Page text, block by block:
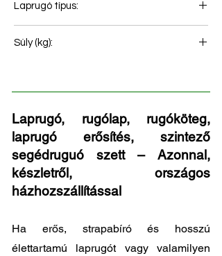
Laprugó típus:
Súly (kg):
Laprugó, rugólap, rugóköteg,
laprugó erősítés, szintező
segédruguó szett – Azonnal,
készletről, országos
házhozszállítással
Ha erős, strapabíró és hosszú
élettartamú laprugót vagy valamilyen